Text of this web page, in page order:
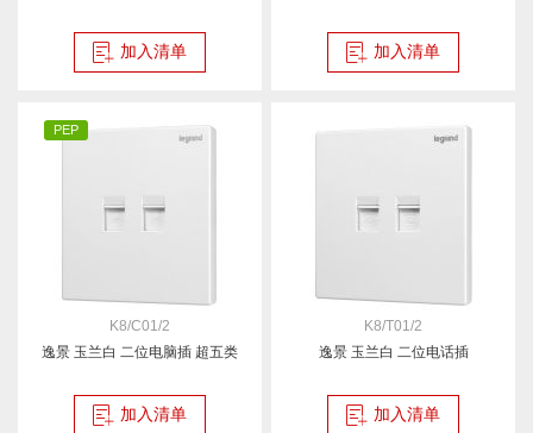
加入清单 加入清单
PEP
K8/C01/2
逸景 玉兰白 二位电脑插 超五类
加入清单
K8/T01/2
逸景 玉兰白 二位电话插
加入清单